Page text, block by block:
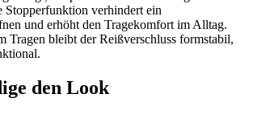
Stopperfunktion verhindert ein
und erhöht den Tragekomfort im Alltag.
Tragen bleibt der Reißverschluss formstabil,
den Look